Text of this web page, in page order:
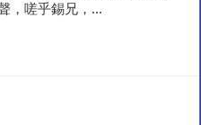
，嗟乎錫兄，...